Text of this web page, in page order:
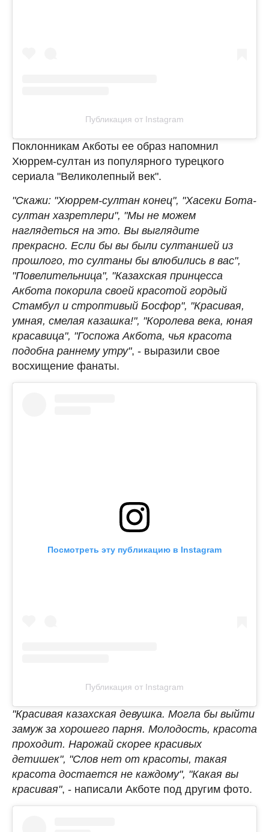
Публикация от Instagram
Поклонникам Акботы ее образ напомнил
Хюррем-султан из популярного турецкого
сериала "Великолепный век".
"Скажи: "Хюррем-султан конец", "Хасеки Бота-
султан хазретлери", "Мы не можем
наглядеться на это. Вы выглядите
прекрасно. Если бы вы были султаншей из
прошлого, то султаны бы влюбились в вас",
"Повелительница", "Казахская принцесса
Акбота покорила своей красотой гордый
Стамбул и строптивый Босфор", "Красивая,
умная, смелая казашка!", "Королева века, юная
красавица", "Госпожа Акбота, чья красота
подобна раннему утру", - выразили свое
восхищение фанаты.
Посмотреть эту публикацию в Instagram
Публикация от Instagram
"Красивая казахская девушка. Могла бы выйти
замуж за хорошего парня. Молодость, красота
проходит. Нарожай скорее красивых
детишек", "Слов нет от красоты, такая
красота достается не каждому", "Какая вы
красивая", - написали Акботе под другим фото.